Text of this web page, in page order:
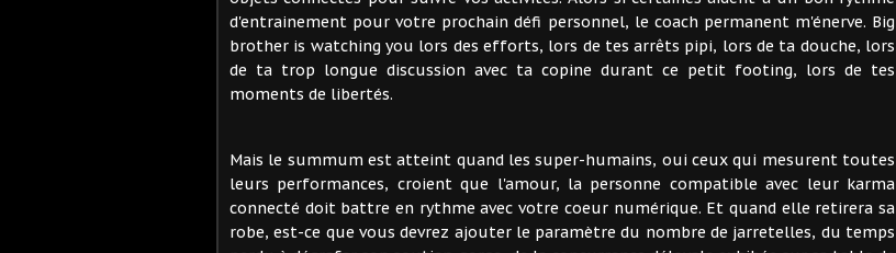
d'entrainement pour votre prochain défi personnel, le coach permanent m'énerve. Big
brother is watching you lors des efforts, lors de tes arrêts pipi, lors de ta douche, lors
de ta trop longue discussion avec ta copine durant ce petit footing, lors de tes
moments de libertés.
Mais le summum est atteint quand les super-humains, oui ceux qui mesurent toutes
leurs performances, croient que l'amour, la personne compatible avec leur karma
connecté doit battre en rythme avec votre coeur numérique. Et quand elle retirera sa
robe, est-ce que vous devrez ajouter le paramètre du nombre de jarretelles, du temps